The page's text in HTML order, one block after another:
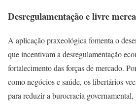
Desregulamentação e livre
A aplicação praxeológica fomenta o
que incentivam a desregulamentação
fortalecimento das forças de mercado.
como negócios e saúde, os libertários
para reduzir a burocracia